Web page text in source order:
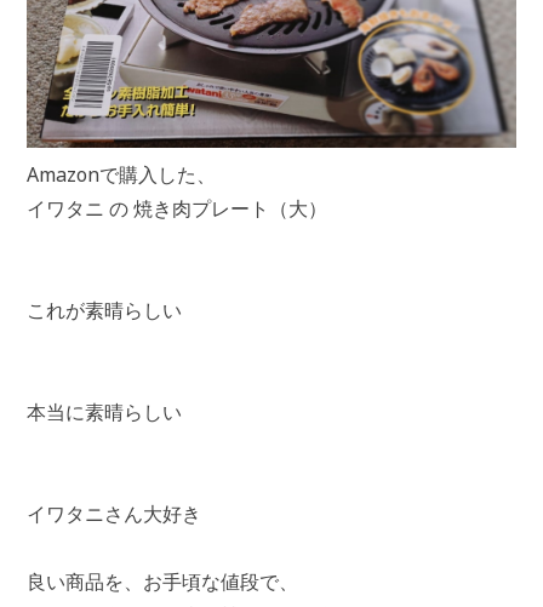
Amazonで購入した、
イワタニ の 焼き肉プレート（大）
これが素晴らしい
本当に素晴らしい
イワタニさん大好き
良い商品を、お手頃な値段で、